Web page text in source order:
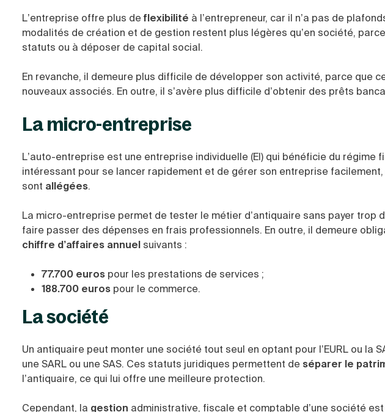
L’entreprise offre plus deflexibilité à l’entrepreneur, car il n’a pas de
modalités de création et de gestion restent plus légères qu’en société,
statuts ou à déposer de capital social.
En revanche, il demeure plus difficile de développer son activité, parce que
nouveaux associés. En outre, il s’avère plus difficile d’obtenir des prêts
La micro-entreprise
L’auto-entreprise est une entreprise individuelle (EI) qui bénéficie du régime
intéressant pour se lancer rapidement et de gérer son entreprise
sont allégées.
La micro-entreprise permet de tester le métier d’antiquaire sans payer trop
faire passer des dépenses en frais professionnels. En outre, il demeure
chiffre d’affaires annuel suivants :
77.700 euros pour les prestations de services ;
188.700 euros pour le commerce.
La société
Un antiquaire peut monter une société tout seul en optant pour l’EURL ou la
une SARL ou une SAS. Ces statuts juridiques permettent de séparer le
l’antiquaire, ce qui lui offre une meilleure protection.
Cependant, la gestion administrative, fiscale et comptable d’une société